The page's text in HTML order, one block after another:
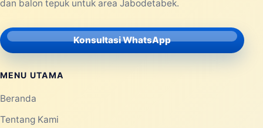
dan balon tepuk untuk area Jabodetabek.
Konsultasi WhatsApp
MENU UTAMA
Beranda
Tentang Kami